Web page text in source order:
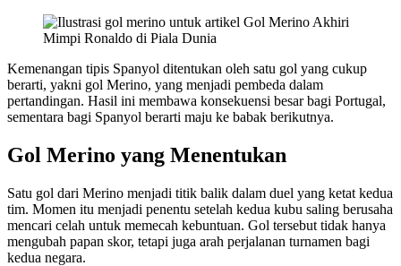
Kemenangan tipis Spanyol ditentukan oleh satu gol yang cukup
berarti, yakni gol Merino, yang menjadi pembeda dalam
pertandingan. Hasil ini membawa konsekuensi besar bagi Portugal,
sementara bagi Spanyol berarti maju ke babak berikutnya.
Gol Merino yang Menentukan
Satu gol dari Merino menjadi titik balik dalam duel yang ketat kedua
tim. Momen itu menjadi penentu setelah kedua kubu saling berusaha
mencari celah untuk memecah kebuntuan. Gol tersebut tidak hanya
mengubah papan skor, tetapi juga arah perjalanan turnamen bagi
kedua negara.